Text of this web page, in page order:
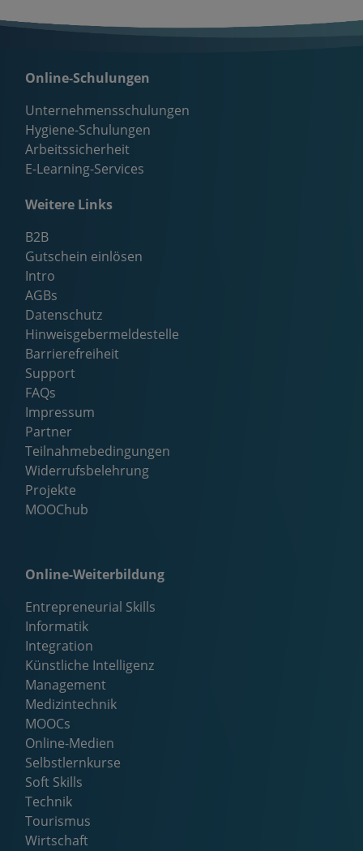
Online-Schulungen
Unternehmensschulungen
Hygiene-Schulungen
Arbeitssicherheit
E-Learning-Services
Weitere Links
B2B
Gutschein einlösen
Intro
AGBs
Datenschutz
Hinweisgebermeldestelle
Barrierefreiheit
Support
FAQs
Impressum
Partner
Teilnahmebedingungen
Widerrufsbelehrung
Projekte
MOOChub
Online-Weiterbildung
Entrepreneurial Skills
Informatik
Integration
Künstliche Intelligenz
Management
Medizintechnik
MOOCs
Online-Medien
Selbstlernkurse
Soft Skills
Technik
Tourismus
Wirtschaft